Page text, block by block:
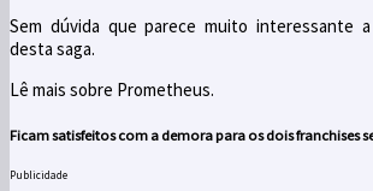
Sem dúvida que parece muito interessante
desta saga.
Lê mais sobre Prometheus.
Ficam satisfeitos com a demora para os dois franchises
Publicidade